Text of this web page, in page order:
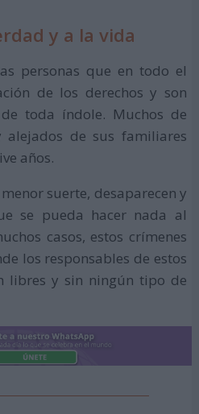
y a la vida
personas que en todo el
de los derechos y son
toda índole. Muchos de
de sus familiares
años.
suerte, desaparecen y
se pueda hacer nada al
casos, estos crímenes
los responsables de estos
libres y sin ningún tipo de